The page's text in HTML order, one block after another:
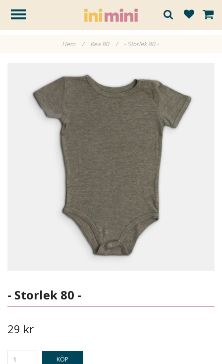
Hem / Rea 80 / - Storlek 80 -
- Storlek 80 -
29 kr
KÖP